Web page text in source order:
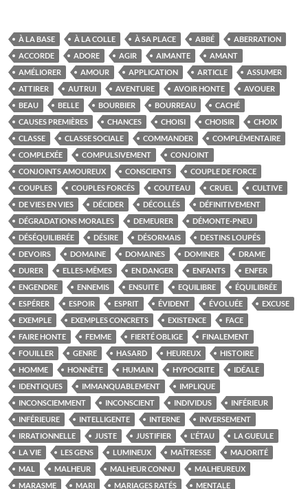
À LA BASE À LA COLLE À SA PLACE ABBÉ
ABERRATION
ACCORDE
ADORE AGIR AIMANTE
AMANT
AMÉLIORER
AMOUR APPLICATION ARTICLE
ASSUMER
ATTIRER
AUTRUI AVENTURE AVOIR HONTE
AVOUER
BEAU
BELLE BOURBIER BOURREAU
CACHÉ
CAUSES PREMIÈRES
CHANCES CHOISI CHOISIR
CHOIX
CLASSE
CLASSE SOCIALE COMMANDER
COMPLÉMENTAIRE
COMPLEXÉE
COMPULSIVEMENT
CONJOINT
CONJOINTS AMOUREUX
CONSCIENTS
COUPLE DE FORCE
COUPLES
COUPLES FORCÉS COUTEAU CRUEL
CULTIVE
DE VIES EN VIES
DÉCIDER DÉCOLLÉS
DÉFINITIVEMENT
DÉGRADATIONS MORALES
DEMEURER
DÉMONTE-PNEU
DÉSÉQUILIBRÉE
DÉSIRE DÉSORMAIS
DESTINS LOUPÉS
DEVOIRS
DOMAINE DOMAINES DOMINER
DRAME
DURER
ELLES-MÊMES EN DANGER ENFANTS
ENFER
ENGENDRE
ENNEMIS ENSUITE EQUILIBRE
ÉQUILIBRÉE
ESPÉRER
ESPOIR ESPRIT ÉVIDENT ÉVOLUÉE
EXCUSE
EXEMPLE
EXEMPLES CONCRETS EXISTENCE
FACE
FAIRE HONTE
FEMME FIERTÉ OBLIGE
FINALEMENT
FOUILLER
GENRE HASARD HEUREUX
HISTOIRE
HOMME
HONNÊTE HUMAIN HYPOCRITE
IDÉALE
IDENTIQUES
IMMANQUABLEMENT
IMPLIQUE
INCONSCIEMMENT
INCONSCIENT INDIVIDUS
INFÉRIEUR
INFÉRIEURE
INTELLIGENTE INTERNE
INVERSEMENT
IRRATIONNELLE
JUSTE JUSTIFIER L'ÉTAU
LA GUEULE
LA VIE
LES GENS LUMINEUX MAÎTRESSE
MAJORITÉ
MAL
MALHEUR MALHEUR CONNU
MALHEUREUX
MARASME
MARI MARIAGES RATÉS MENTALE